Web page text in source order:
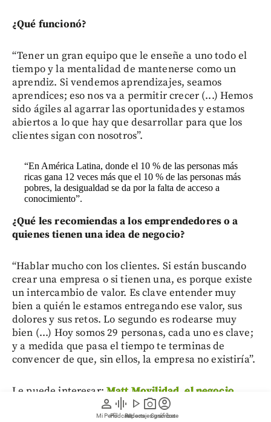
person
Mi Perfil
graphic_eq
Pódcast
play_arrow
Videos
photo_camera
Reportajes gráficos
account_circle
Suscríbete
¿Qué funcionó?
“Tener un gran equipo que le enseñe a uno todo el
tiempo y la mentalidad de mantenerse como un
aprendiz. Si vendemos aprendizajes, seamos
aprendices; eso nos va a permitir crecer (...) Hemos
sido ágiles al agarrar las oportunidades y estamos
abiertos a lo que hay que desarrollar para que los
clientes sigan con nosotros”.
“En América Latina, donde el 10 % de las personas más
ricas gana 12 veces más que el 10 % de las personas más
pobres, la desigualdad se da por la falta de acceso a
conocimiento”.
¿Qué les recomiendas a los emprendedores o a
quienes tienen una idea de negocio?
“Hablar mucho con los clientes. Si están buscando
crear una empresa o si tienen una, es porque existe
un intercambio de valor. Es clave entender muy
bien a quién le estamos entregando ese valor, sus
dolores y sus retos. Lo segundo es rodearse muy
bien (...) Hoy somos 29 personas, cada uno es clave;
y a medida que pasa el tiempo te terminas de
convencer de que, sin ellos, la empresa no existiría”.
Le puede interesar: Matt Movilidad, el negocio
paisa que ya le dio 17 vueltas a la tierra